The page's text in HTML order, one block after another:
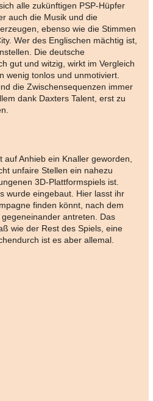
alle zukünftigen PSP-Hüpfer
auch die Musik und die
ebenso wie die Stimmen
Wer des Englischen mächtig ist,
Die deutsche
gut und witzig, wirkt im Vergleich
wenig tonlos und unmotiviert.
die Zwischensequenzen immer
dank Daxters Talent, erst zu
auf Anhieb ein Knaller geworden,
unfaire Stellen ein nahezu
3D-Plattformspiels ist.
wurde eingebaut. Hier lasst ihr
finden könnt, nach dem
antreten. Das
wie der Rest des Spiels, eine
ist es aber allemal.